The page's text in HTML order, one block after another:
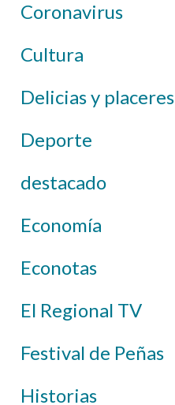
Coronavirus
Cultura
Delicias y placeres
Deporte
destacado
Economía
Econotas
El Regional TV
Festival de Peñas
Historias